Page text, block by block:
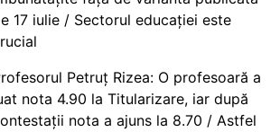
17 iulie / Sectorul educației este
Petruț Rizea: O profesoară a
nota 4.90 la Titularizare, iar după
nota a ajuns la 8.70 / Astfel